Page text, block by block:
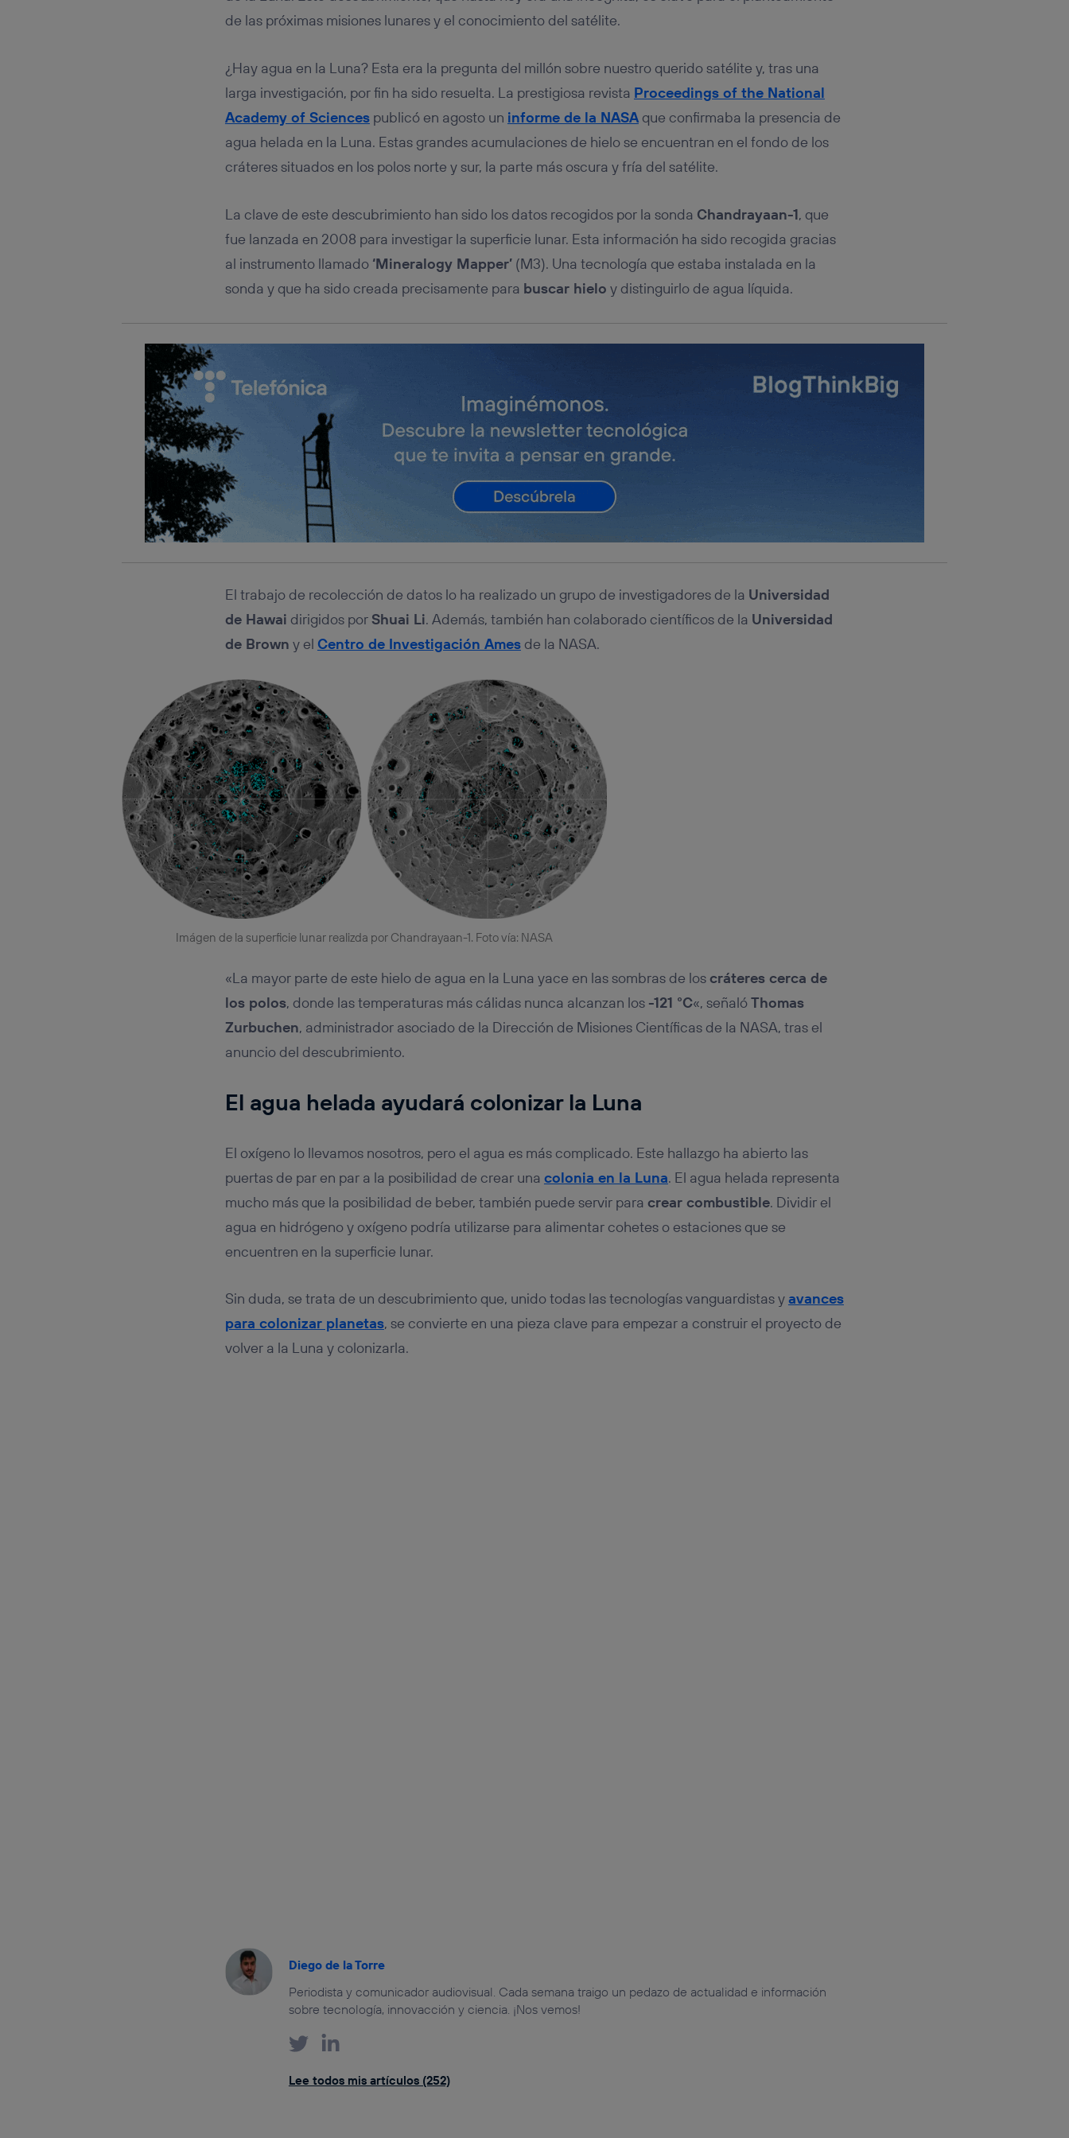
de las próximas misiones lunares y el conocimiento del satélite.
¿Hay agua en la Luna? Esta era la pregunta del millón sobre nuestro querido satélite y, tras una
larga investigación, por fin ha sido resuelta. La prestigiosa revista Proceedings of the National
Academy of Sciencespublicó en agosto un informe de la NASAque confirmaba la presencia de
agua helada en la Luna. Estas grandes acumulaciones de hielo se encuentran en el fondo de los
cráteres situados en los polos norte y sur, la parte más oscura y fría del satélite.
La clave de este descubrimiento han sido los datos recogidos por la sonda Chandrayaan-1, que
fue lanzada en 2008 para investigar la superficie lunar. Esta información ha sido recogida gracias
al instrumento llamado ‘Mineralogy Mapper’(M3). Una tecnología que estaba instalada en la
sonda y que ha sido creada precisamente para buscar hielo y distinguirlo de agua líquida.
El trabajo de recolección de datos lo ha realizado un grupo de investigadores de la Universidad
de Hawai dirigidos porShuai Li. Además, también han colaborado científicos de la Universidad
de Brown y el Centro de Investigación Amesde la NASA.
Imágen de la superficie lunar realizda por Chandrayaan-1. Foto vía: NASA
«La mayor parte de este hielo de agua en la Luna yace en las sombras de loscráteres cerca de
los polos, donde las temperaturas más cálidas nunca alcanzan los -121 °C«, señalóThomas
Zurbuchen, administrador asociado de la Dirección de Misiones Científicas de la NASA, tras el
anuncio del descubrimiento.
El agua helada ayudará colonizar la Luna
El oxígeno lo llevamos nosotros, pero el agua es más complicado. Este hallazgo ha abierto las
puertas de par en par a la posibilidad de crear una colonia en la Luna. El agua helada representa
mucho más que la posibilidad de beber, también puede servir para crear combustible. Dividir el
agua en hidrógeno y oxígeno podría utilizarse para alimentar cohetes o estaciones que se
encuentren en la superficie lunar.
Sin duda, se trata de un descubrimiento que, unido todas las tecnologías vanguardistas yavances
para colonizar planetas, se convierte en una pieza clave para empezar a construir el proyecto de
volver a la Luna y colonizarla.
Diego de la Torre
Periodista y comunicador audiovisual. Cada semana traigo un pedazo de actualidad e información
sobre tecnología, innovacción y ciencia. ¡Nos vemos!
Lee todos mis artículos (252)
conecte su dispositivo y consienta el uso de la tecnología recibirá el mismo identificador.
realizará en función de las actividades de navegación de los miembros del hogar que
hayan dado su consentimiento.
Si utilizas
, el marketing será más personalizado, ya que se basará
únicamente en la navegación del usuario del móvil.
Puedes gestionar los consentimientos Utiq seleccionando “Administrar Utiq” en la parte
inferior de esta página web o visitando el
portal de privacidad de Utiq (“consenthub”)
Para más información, consulta la política de privacidad de Utiq.